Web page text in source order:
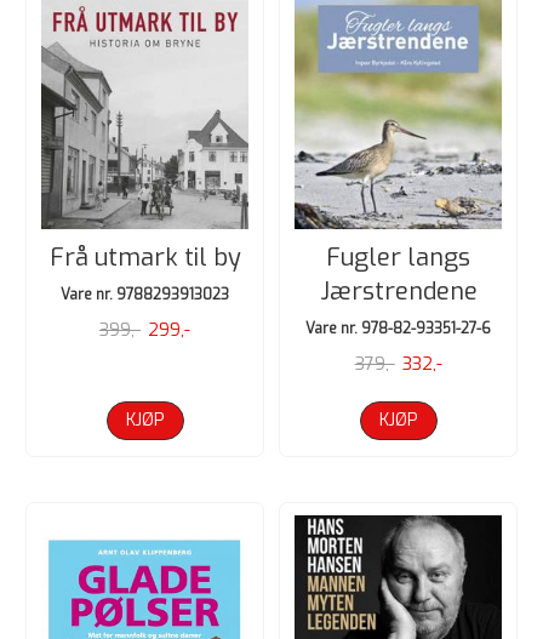
Frå utmark til by
Vare nr. 9788293913023
399,- 299,-
KJØP
Fugler langs
Jærstrendene
Vare nr. 978-82-93351-27-6
379,- 332,-
KJØP